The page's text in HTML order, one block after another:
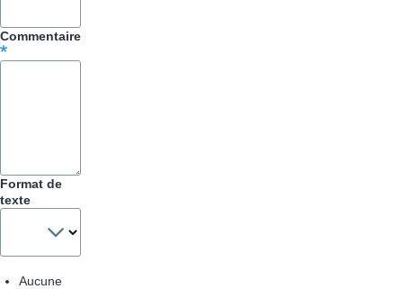
Astuces
Commentaire
Format de
texte
Aucune